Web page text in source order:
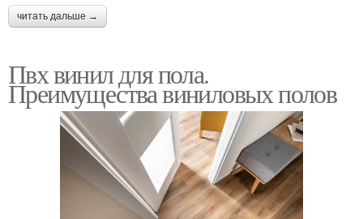
читать дальше →
Пвх винил для пола.
Преимущества виниловых полов